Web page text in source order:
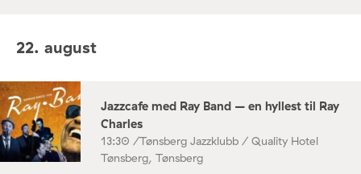
22. august
Jazzcafe med Ray Band – en hyllest til Ray
Charles
13:30 /Tønsberg Jazzklubb / Quality Hotel
Tønsberg, Tønsberg